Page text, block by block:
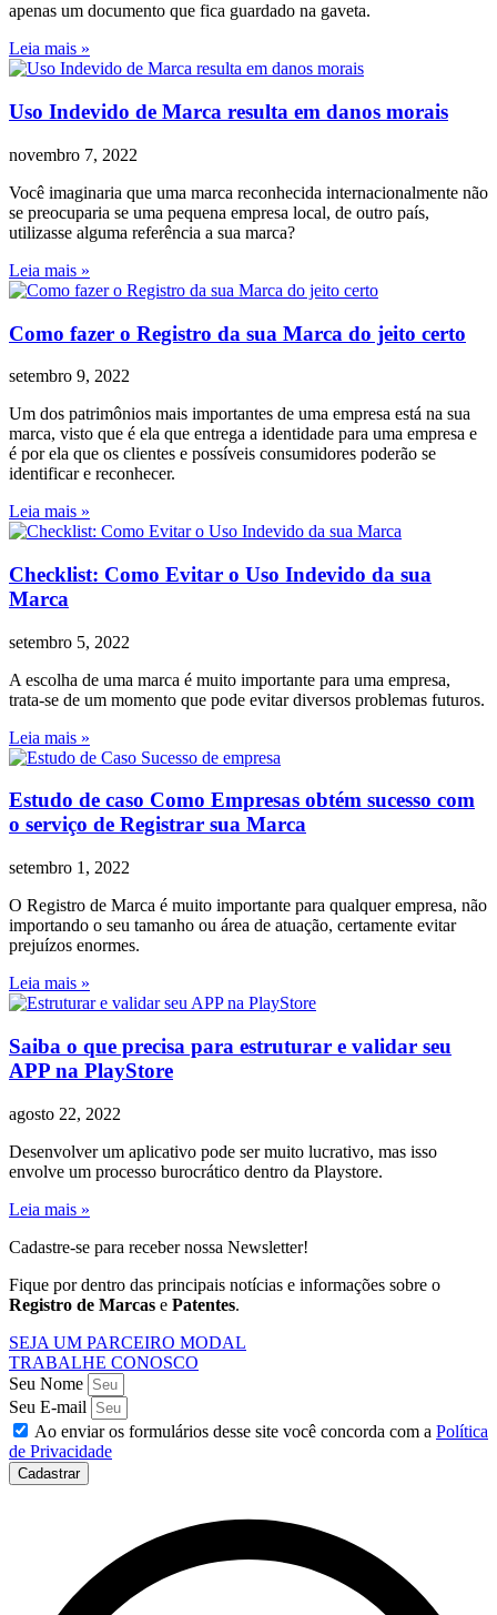
apenas um documento que fica guardado na gaveta.
Leia mais »
Uso Indevido de Marca resulta em danos morais
novembro 7, 2022
Você imaginaria que uma marca reconhecida internacionalmente não
se preocuparia se uma pequena empresa local, de outro país,
utilizasse alguma referência a sua marca?
Leia mais »
Como fazer o Registro da sua Marca do jeito certo
setembro 9, 2022
Um dos patrimônios mais importantes de uma empresa está na sua
marca, visto que é ela que entrega a identidade para uma empresa e
é por ela que os clientes e possíveis consumidores poderão se
identificar e reconhecer.
Leia mais »
Checklist: Como Evitar o Uso Indevido da sua
Marca
setembro 5, 2022
A escolha de uma marca é muito importante para uma empresa,
trata-se de um momento que pode evitar diversos problemas futuros.
Leia mais »
Estudo de caso Como Empresas obtém sucesso com
o serviço de Registrar sua Marca
setembro 1, 2022
O Registro de Marca é muito importante para qualquer empresa, não
importando o seu tamanho ou área de atuação, certamente evitar
prejuízos enormes.
Leia mais »
Saiba o que precisa para estruturar e validar seu
APP na PlayStore
agosto 22, 2022
Desenvolver um aplicativo pode ser muito lucrativo, mas isso
envolve um processo burocrático dentro da Playstore.
Leia mais »
Cadastre-se para receber nossa Newsletter!
Fique por dentro das principais notícias e informações sobre o
Registro de Marcas e Patentes.
SEJA UM PARCEIRO MODAL
TRABALHE CONOSCO
Seu Nome
Seu E-mail
Ao enviar os formulários desse site você concorda com a Política
de Privacidade
Cadastrar